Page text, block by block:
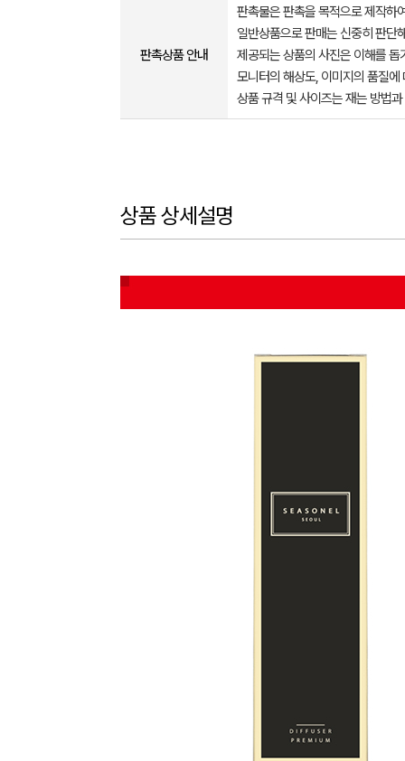
판촉상품 안내
판촉물은 판촉을 목적으로 제작하
일반상품으로 판매는 신중히 판단
제공되는 상품의 사진은 이해를
모니터의 해상도, 이미지의 품질
상품 규격 및 사이즈는 재는 방법
상품 상세설명